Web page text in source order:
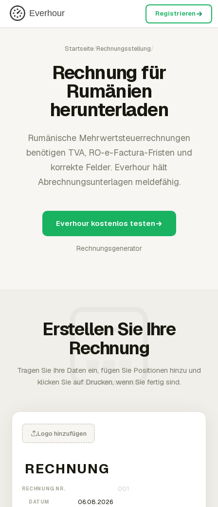
Everhour Registrieren
Startseite/Rechnungsstellung/
Rechnung für
Rumänien
herunterladen
Rumänische Mehrwertsteuerrechnungen
benötigen TVA, RO-e-Factura-Fristen und
korrekte Felder. Everhour hält
Abrechnungsunterlagen meldefähig.
Everhour kostenlos testen
Rechnungsgenerator
Erstellen Sie Ihre
Rechnung
Tragen Sie Ihre Daten ein, fügen Sie Positionen hinzu und
klicken Sie auf Drucken, wenn Sie fertig sind.
Logo hinzufügen
RECHNUNG NR.
DATUM